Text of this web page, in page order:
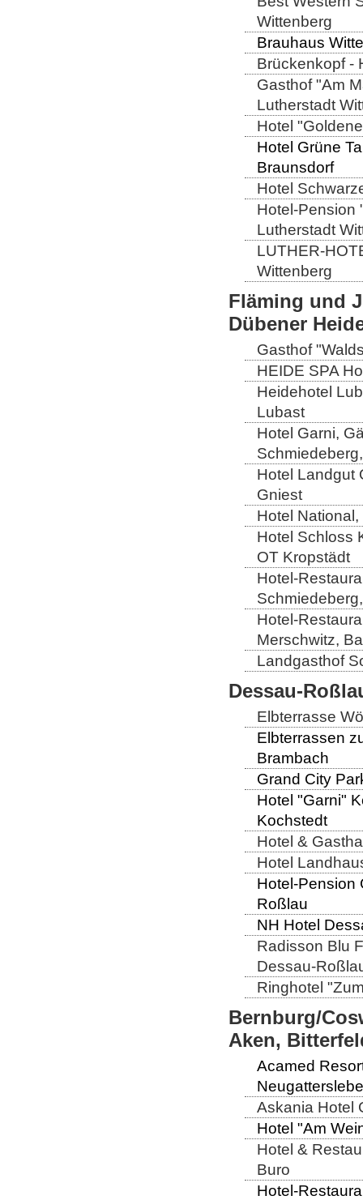
Wittenberg
Brauhaus
Brückenkopf -
Gasthof "Am
Lutherstadt
Hotel
Hotel Grüne
Braunsdorf
Hotel
Hotel-Pension
Lutherstadt
LUTHER-
Wittenberg
Fläming und
Dübener
Gasthof
HEIDE SPA
Heidehotel
Lubast
Hotel Garni,
Hotel Landgut
Gniest
Hotel
Hotel Schloss
OT Kropstädt
Hotel-
Hotel-
Merschwitz,
Landgasthof
Dessau-
Elbterrasse
Elbterrassen
Brambach
Grand City
Hotel "Garni"
Kochstedt
Hotel &
Hotel
Hotel-Pension
Roßlau
NH Hotel
Radisson Blu
Dessau-
Ringhotel
Bernburg/
Aken,
Acamed
Askania Hotel
Hotel "Am
Hotel &
Buro
Hotel-